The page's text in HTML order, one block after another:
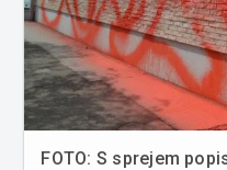
FOTO: S sprejem